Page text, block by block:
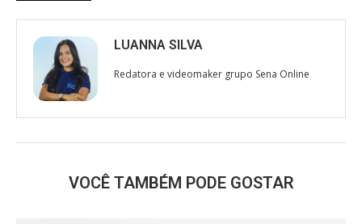
LUANNA SILVA
Redatora e videomaker grupo Sena Online
VOCÊ TAMBÉM PODE GOSTAR